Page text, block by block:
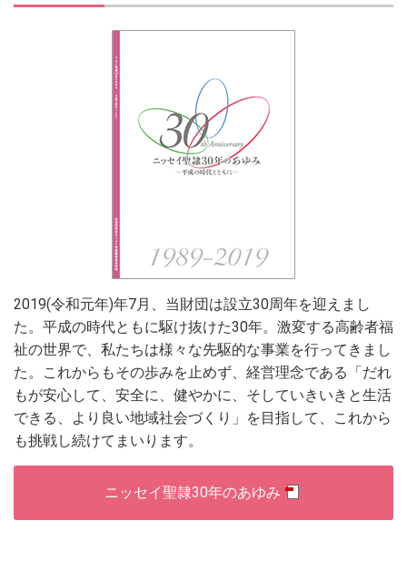
2019(令和元年)年7月、当財団は設立30周年を迎えまし
た。平成の時代ともに駆け抜けた30年。激変する高齢者福
祉の世界で、私たちは様々な先駆的な事業を行ってきまし
た。これからもその歩みを止めず、経営理念である「だれ
もが安心して、安全に、健やかに、そしていきいきと生活
できる、より良い地域社会づくり」を目指して、これから
も挑戦し続けてまいります。
ニッセイ聖隷30年のあゆみ